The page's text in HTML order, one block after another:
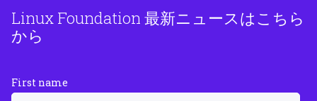
Linux Foundation 最新ニュースはこちら
から
First name